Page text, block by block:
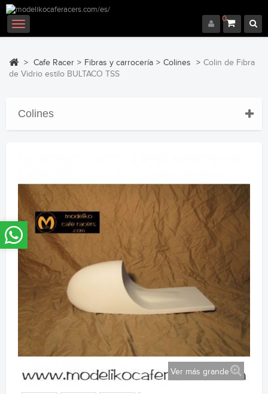
0
Navegación
Toggle
> Cafe Racer > Fibras y carrocería > Colines > Colin de Fibra
de Vidrio estilo BULTACO TSS
Colines
Ver más grande